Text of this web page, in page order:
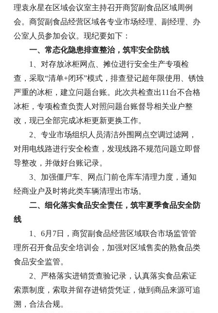
理袁永星在区域会议室主持召开商贸副食品区域周例
会。商贸副食品经营区域各专业市场经理、副经理、办
公室人员参加会议。现纪要如下：
一、常态化隐患排查整治，筑牢安全防线
1、对存放冰柜网点、摊位进行安全生产专项检
查，采取“清单+闭环”模式，排查登记超年限使用、锈蚀
严重的冰柜，建立问题台账。此次共检查出11台不合格
冰柜，专项检查负责人对照问题台账督导相关业户整
改，现已全部完成冰柜更新更换工作。
2、专业市场组织人员清洁外围网点空调过滤网，
对用电线路进行安全检查，发现线路不规范问题立即督
导整改，并做好台账记录。
3、加强僵尸车、网点门前仓库车清理力度，通知
经商业户及时将此类车辆清理出市场。
二、细化落实食品安全责任，筑牢夏季食品安全防
线
1、6月7日，商贸副食品经营区域联合市场监管管
理所召开食品安全培训会，加强对区域售卖的熟食品类
食品安全监管。
2、严格落实进销货查验记录，认真落实食品索证
索票制度，索取并留存进销货凭证，做到商品来源可追
溯，合法合规。